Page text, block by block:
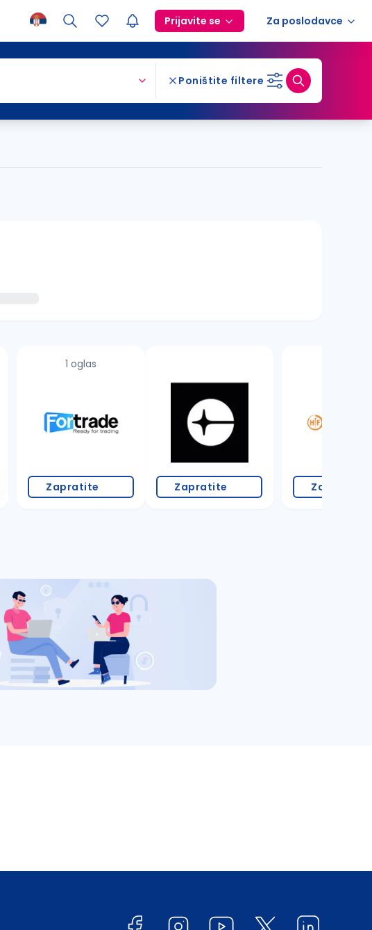
Prijavite se Za poslodavce
Poništite filtere
1 oglas
Zapratite Zapratite Zapratite